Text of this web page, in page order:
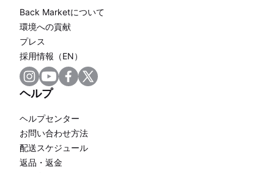
Back Marketについて
環境への貢献
プレス
採用情報（EN）
ヘルプ
ヘルプセンター
お問い合わせ方法
配送スケジュール
返品・返金